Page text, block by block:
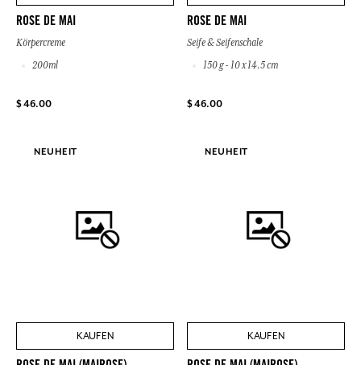
ROSE DE MAI
Körpercreme
200ml
$ 46.00
ROSE DE MAI
Seife & Seifenschale
150 g - 10 x 14.5 cm
$ 46.00
NEUHEIT
KAUFEN
NEUHEIT
KAUFEN